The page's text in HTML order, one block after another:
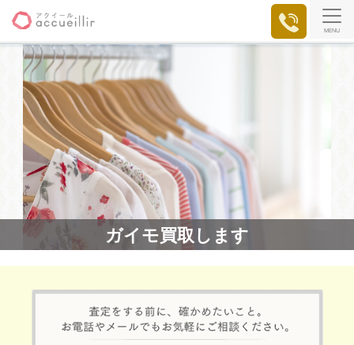
MENU
ガイモ買取します